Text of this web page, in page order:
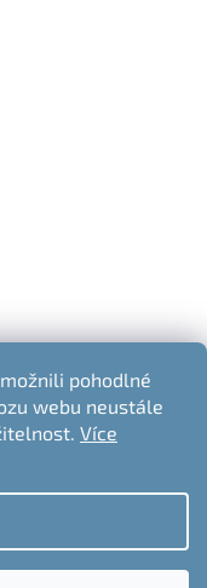
pohodlné
webu neustále
Více